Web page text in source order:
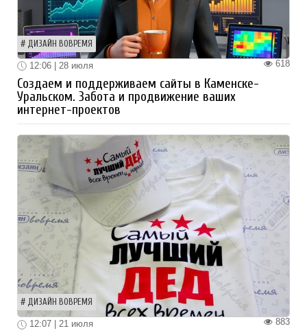
ДИЗАЙН ВОВРЕМЯ
618
12:06 | 28 июля
Создаем и поддерживаем сайты в Каменске-
Уральском. Забота и продвижение ваших
интернет-проектов
ДИЗАЙН ВОВРЕМЯ
883
12:07 | 21 июля